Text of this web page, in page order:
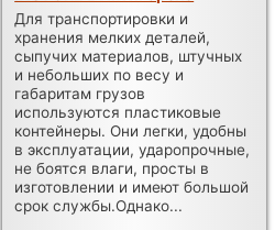
Для транспортировки и
хранения мелких деталей,
сыпучих материалов, штучных
и небольших по весу и
габаритам грузов
используются пластиковые
контейнеры. Они легки, удобны
в эксплуатации, ударопрочные,
не боятся влаги, просты в
изготовлении и имеют большой
срок службы.Однако...